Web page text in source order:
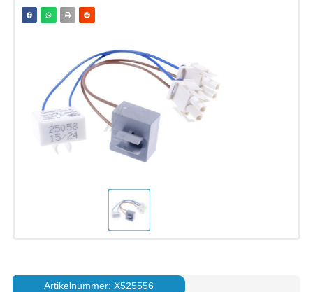
Artikelnummer: X525556